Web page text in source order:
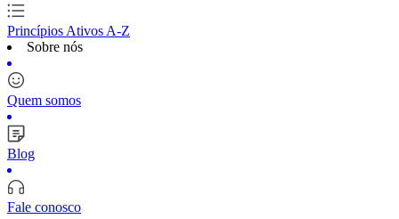
Princípios Ativos A-Z
Sobre nós
Quem somos
Blog
Fale conosco